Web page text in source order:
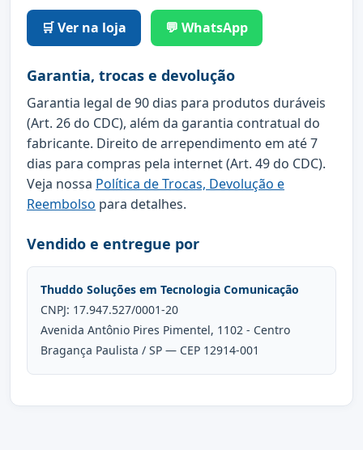
🛒 Ver na loja 💬 WhatsApp
Garantia, trocas e devolução
Garantia legal de 90 dias para produtos duráveis
(Art. 26 do CDC), além da garantia contratual do
fabricante. Direito de arrependimento em até 7
dias para compras pela internet (Art. 49 do CDC).
Veja nossa Política de Trocas, Devolução e
Reembolso para detalhes.
Vendido e entregue por
Thuddo Soluções em Tecnologia Comunicação
CNPJ: 17.947.527/0001-20
Avenida Antônio Pires Pimentel, 1102 - Centro
Bragança Paulista / SP — CEP 12914-001